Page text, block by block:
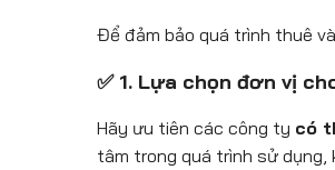
Để đảm bảo quá trình thuê
✅ 1. Lựa chọn đơn vị
Hãy ưu tiên các công ty có
tâm trong quá trình sử dụng,